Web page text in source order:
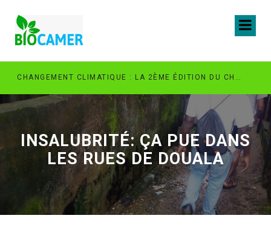
CHANGEMENT CLIMATIQUE : LA 2ÈME ÉDITION DU CHALLENGE PACHIPANDA OUVERTE AUX JEUNES INNOVATEURS VERTS AU CAMEROUN
INSALUBRITÉ: ÇA PUE DANS
LES RUES DE DOUALA